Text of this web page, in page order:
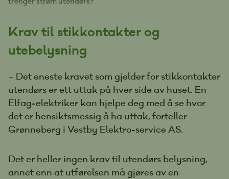
Krav til stikkontakter og
utebelysning
– Det eneste kravet som gjelder for stikkontakter
utendørs er ett uttak på hver side av huset. En
Elfag-elektriker kan hjelpe deg med å se hvor
det er hensiktsmessig å ha uttak, forteller
Grønneberg i Vestby Elektro-service AS.
Det er heller ingen krav til utendørs belysning,
annet enn at utførelsen må gjøres av en